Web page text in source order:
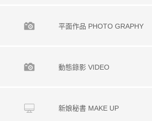
平面作品 PHOTO GRAPHY
動態錄影 VIDEO
新娘秘書 MAKE UP